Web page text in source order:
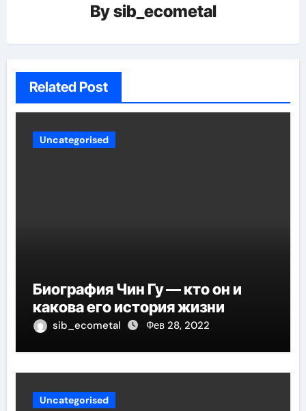
Bysib_ecometal
Related Post
Uncategorised
Биография Чин Гу — кто он и
какова его история жизни
sib_ecometal Фев 28, 2022
Uncategorised